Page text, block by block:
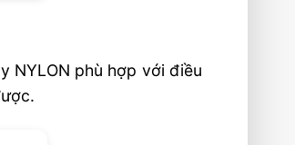
NYLON phù hợp với điều